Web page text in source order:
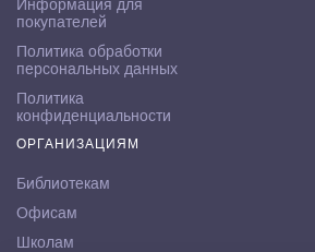
Информация для
покупателей
Политика обработки
персональных данных
Политика
конфиденциальности
ОРГАНИЗАЦИЯМ
Библиотекам
Офисам
Школам